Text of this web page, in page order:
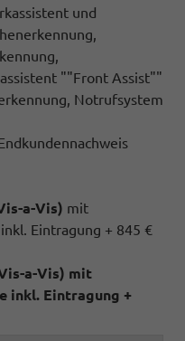
und
""Front Assist""
Notrufsystem
a-Vis) mit
Eintragung + 845 €
a-Vis) mit
inkl. Eintragung +